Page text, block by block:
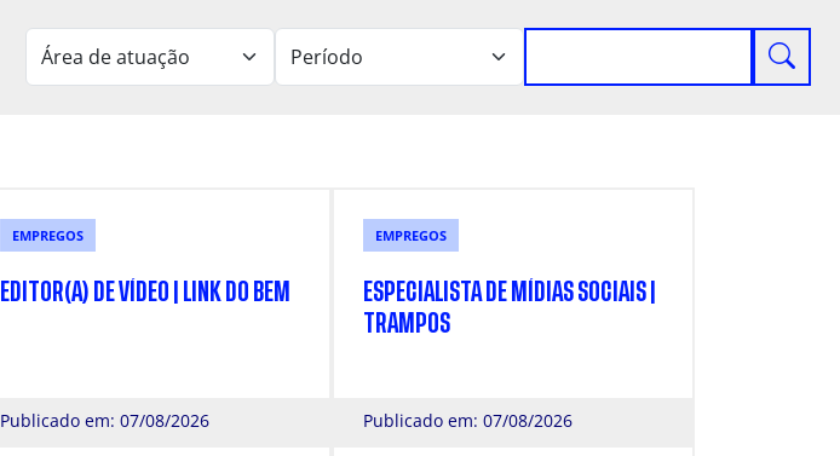
EMPREGOS
EDITOR(A) DE VÍDEO | LINK DO BEM
Publicado em: 07/08/2026
EMPREGOS
ESPECIALISTA DE MÍDIAS SOCIAIS |
TRAMPOS
Publicado em: 07/08/2026